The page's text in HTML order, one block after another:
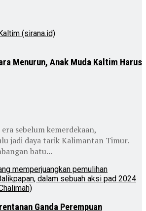
Menurun, Anak Muda Kaltim Harus
sebelum kemerdekaan,
jadi daya tarik Kalimantan Timur.
batu...
Ganda Perempuan